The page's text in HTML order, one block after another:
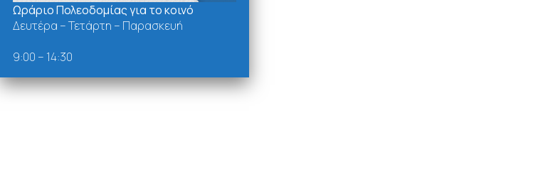
Ωράριο Πολεοδομίας για το κοινό
Δευτέρα – Τετάρτη – Παρασκευή
9:00 – 14:30